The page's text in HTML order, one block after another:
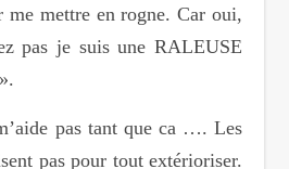
me mettre en rogne. Car oui,
pas je suis une RALEUSE
pas tant que ca …. Les
pas pour tout extérioriser.